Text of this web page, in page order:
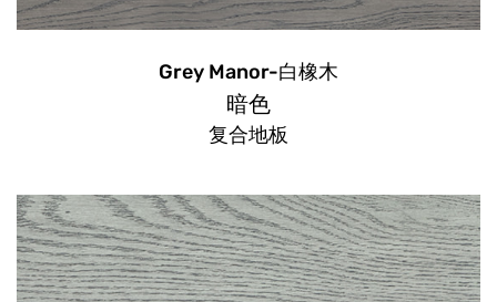
Grey Manor-白橡木
暗色
复合地板